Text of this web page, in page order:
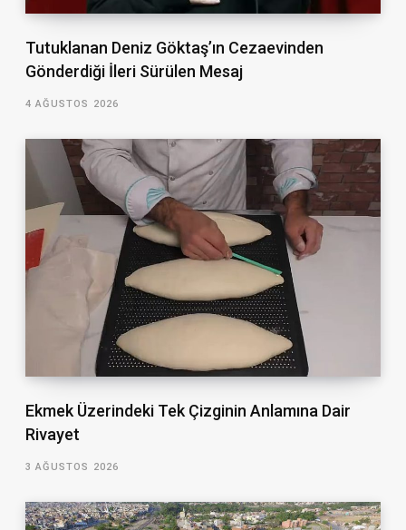
Tutuklanan Deniz Göktaş’ın Cezaevinden
Gönderdiği İleri Sürülen Mesaj
4 AĞUSTOS 2026
Ekmek Üzerindeki Tek Çizginin Anlamına Dair
Rivayet
3 AĞUSTOS 2026